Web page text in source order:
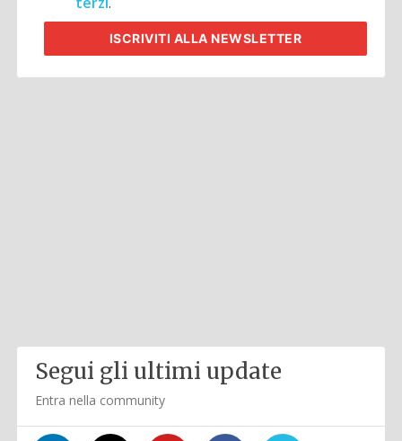
ISCRIVITI ALLA NEWSLETTER
Segui gli ultimi update
Entra nella community